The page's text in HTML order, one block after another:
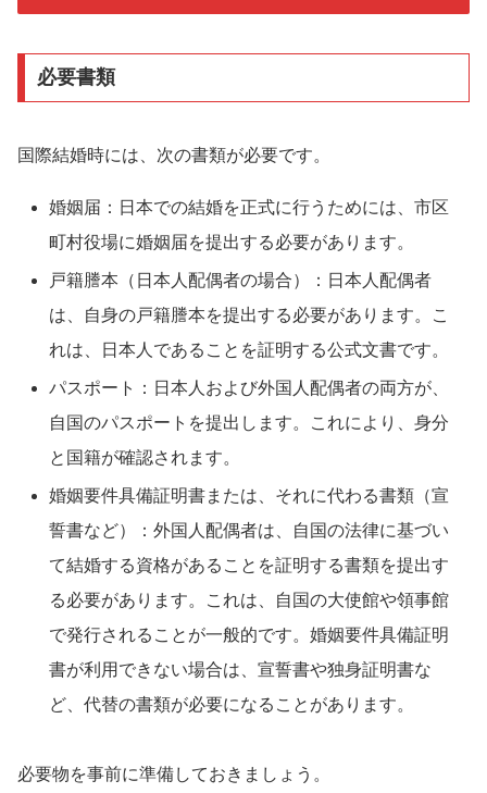
必要書類
国際結婚時には、次の書類が必要です。
婚姻届：日本での結婚を正式に行うためには、市区
町村役場に婚姻届を提出する必要があります。
戸籍謄本（日本人配偶者の場合）：日本人配偶者
は、自身の戸籍謄本を提出する必要があります。こ
れは、日本人であることを証明する公式文書です。
パスポート：日本人および外国人配偶者の両方が、
自国のパスポートを提出します。これにより、身分
と国籍が確認されます。
婚姻要件具備証明書または、それに代わる書類（宣
誓書など）：外国人配偶者は、自国の法律に基づい
て結婚する資格があることを証明する書類を提出す
る必要があります。これは、自国の大使館や領事館
で発行されることが一般的です。婚姻要件具備証明
書が利用できない場合は、宣誓書や独身証明書な
ど、代替の書類が必要になることがあります。
必要物を事前に準備しておきましょう。